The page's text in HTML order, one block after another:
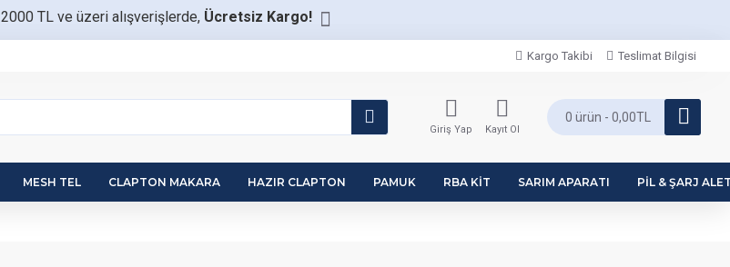
2000 TL ve üzeri alışverişlerde, Ücretsiz Kargo!
Kargo Takibi Teslimat Bilgisi
Giriş Yap Kayıt Ol
0 ürün - 0,00TL
MESH TEL CLAPTON MAKARA HAZIR CLAPTON PAMUK RBA KIT SARIM APARATI PIL & ŞARJ